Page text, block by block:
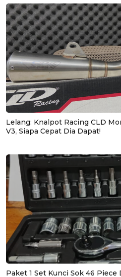
Lelang: Knalpot Racing CLD
V3, Siapa Cepat Dia Dapat!
Paket 1 Set Kunci Sok 46 Piece